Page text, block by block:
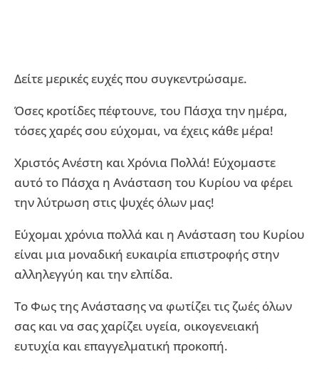
Δείτε μερικές ευχές που συγκεντρώσαμε.
Όσες κροτίδες πέφτουνε, του Πάσχα την ημέρα,
τόσες χαρές σου εύχομαι, να έχεις κάθε μέρα!
Χριστός Ανέστη και Χρόνια Πολλά! Εύχομαστε
αυτό το Πάσχα η Ανάσταση του Κυρίου να φέρει
την λύτρωση στις ψυχές όλων μας!
Εύχομαι χρόνια πολλά και η Ανάσταση του Κυρίου
είναι μια μοναδική ευκαιρία επιστροφής στην
αλληλεγγύη και την ελπίδα.
Το Φως της Ανάστασης να φωτίζει τις ζωές όλων
σας και να σας χαρίζει υγεία, οικογενειακή
ευτυχία και επαγγελματική προκοπή.